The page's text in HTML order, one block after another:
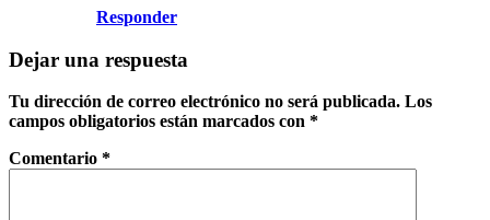
Responder
Dejar una respuesta
Tu dirección de correo electrónico no será publicada. Los
campos obligatorios están marcados con *
Comentario *